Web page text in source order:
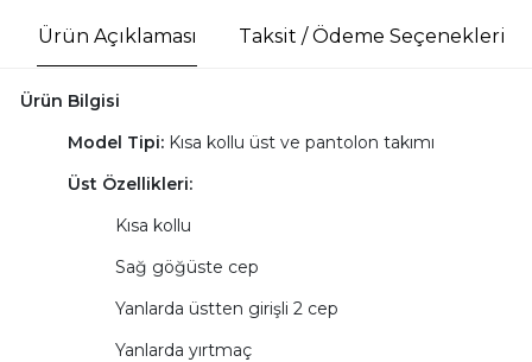
Ürün Açıklaması Taksit / Ödeme Seçenekleri
Ürün Bilgisi
Model Tipi:Kısa kollu üst ve pantolon takımı
Üst Özellikleri:
Kısa kollu
Sağ göğüste cep
Yanlarda üstten girişli 2 cep
Yanlarda yırtmaç